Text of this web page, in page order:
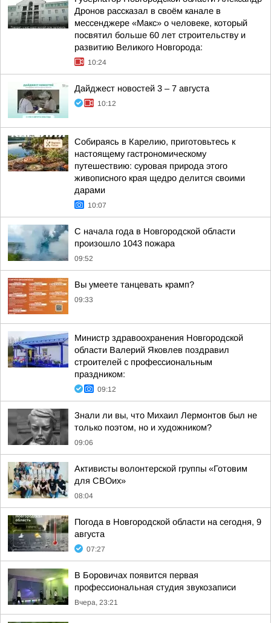
Дронов рассказал в своём канале в
мессенджере «Макс» о человеке, который
посвятил больше 60 лет строительству и
развитию Великого Новгорода:
10:24
Дайджест новостей 3 – 7 августа
10:12
Собираясь в Карелию, приготовьтесь к
настоящему гастрономическому
путешествию: суровая природа этого
живописного края щедро делится своими
дарами
10:07
С начала года в Новгородской области
произошло 1043 пожара
09:52
Вы умеете танцевать крамп?
09:33
Министр здравоохранения Новгородской
области Валерий Яковлев поздравил
строителей с профессиональным
праздником:
09:12
Знали ли вы, что Михаил Лермонтов был не
только поэтом, но и художником?
09:06
Активисты волонтерской группы «Готовим
для СВОих»
08:04
Погода в Новгородской области на сегодня, 9
августа
07:27
В Боровичах появится первая
профессиональная студия звукозаписи
Вчера, 23:21